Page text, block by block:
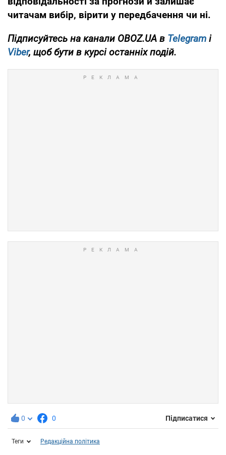
читачам вибір, вірити у передбачення чи ні.
Підписуйтесь на канали OBOZ.UA в Telegram і
Viber, щоб бути в курсі останніх подій.
0 0 Підписатися
Теги Редакційна політика